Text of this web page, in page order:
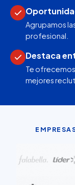
Agrupamos
profesional.
Destaca
Te
mejores